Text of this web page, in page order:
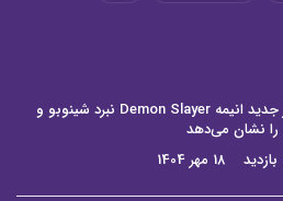
تریلر جدید انیمه Demon Slayer نبرد شینوبو و
را نشان می‌دهد
18 مهر 1404